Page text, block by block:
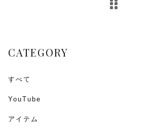
CATEGORY
すべて
YouTube
アイテム